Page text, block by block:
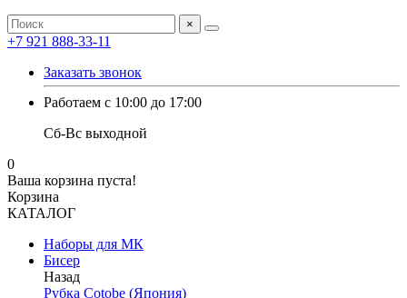
×
+7 921 888-33-11
Заказать звонок
Работаем с 10:00 до 17:00
Сб-Вс выходной
0
Ваша корзина пуста!
Корзина
КАТАЛОГ
Наборы для МК
Бисер
Назад
Рубка Cotobe (Япония)